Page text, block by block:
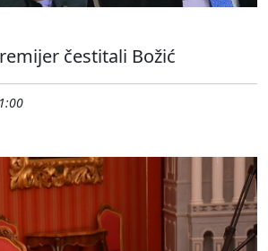
čestitali Božić